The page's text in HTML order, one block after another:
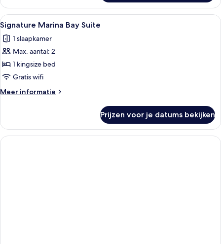
Premier
Hollywood
Twin
Alle
foto's
voor
Signature
Marina
Bay
Suite
laden
Signature Marina Bay Suite | Een
4
Signature Marina Bay Suite
1 slaapkamer
Max. aantal: 2
1 kingsize bed
Gratis wifi
Meer informatie
Meer
Marina
Bay
Suite
Prijzen voor je datums bekijken